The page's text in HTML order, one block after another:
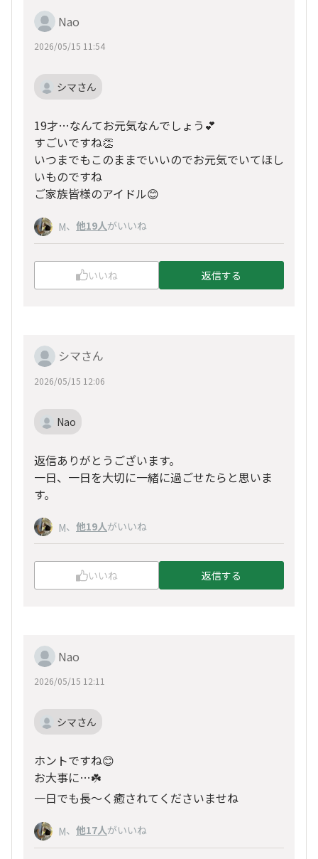
Nao
2026/05/15 11:54
シマさん
19才…なんてお元気なんでしょう💕
すごいですね👏
いつまでもこのままでいいのでお元気でいてほし
いものですね
ご家族皆様のアイドル😊
M、 他19人がいいね
いいね 返信する
シマさん
2026/05/15 12:06
Nao
返信ありがとうございます。
一日、一日を大切に一緒に過ごせたらと思いま
す。
M、 他19人がいいね
いいね 返信する
Nao
2026/05/15 12:11
シマさん
ホントですね😊
お大事に…☘️
一日でも長〜く癒されてくださいませね
M、 他17人がいいね